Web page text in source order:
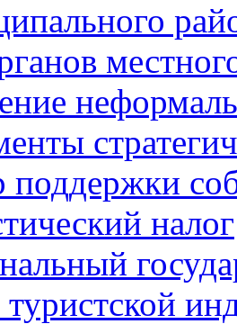
поддержки
налог
туристской